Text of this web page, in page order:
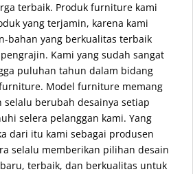
terbaik. Produk furniture kami
yang terjamin, karena kami
bahan yang berkualitas terbaik
Kami yang sudah sangat
puluhan tahun dalam bidang
Model furniture memang
selalu berubah desainya setiap
selera pelanggan kami. Yang
dari itu kami sebagai produsen
selalu memberikan pilihan desain
terbaik, dan berkualitas untuk